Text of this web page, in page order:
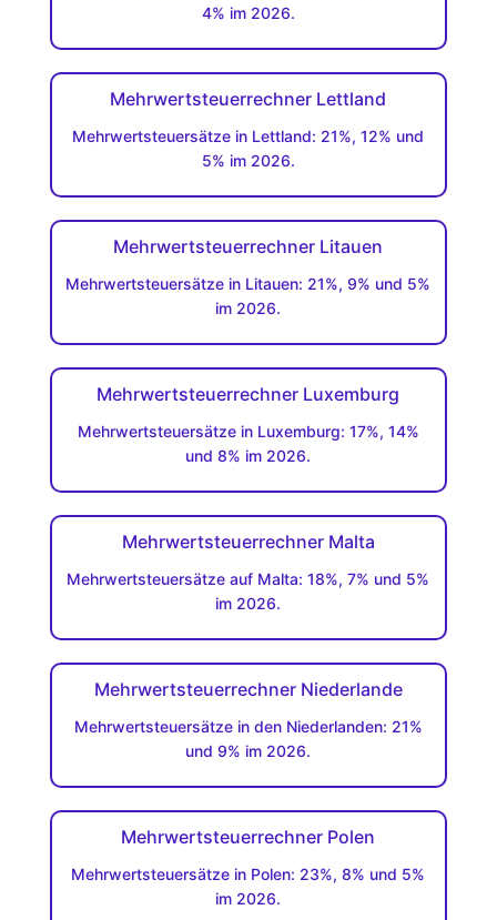
4% im 2026.
Mehrwertsteuerrechner Lettland
Mehrwertsteuersätze in Lettland: 21%, 12% und
5% im 2026.
Mehrwertsteuerrechner Litauen
Mehrwertsteuersätze in Litauen: 21%, 9% und 5%
im 2026.
Mehrwertsteuerrechner Luxemburg
Mehrwertsteuersätze in Luxemburg: 17%, 14%
und 8% im 2026.
Mehrwertsteuerrechner Malta
Mehrwertsteuersätze auf Malta: 18%, 7% und 5%
im 2026.
Mehrwertsteuerrechner Niederlande
Mehrwertsteuersätze in den Niederlanden: 21%
und 9% im 2026.
Mehrwertsteuerrechner Polen
Mehrwertsteuersätze in Polen: 23%, 8% und 5%
im 2026.